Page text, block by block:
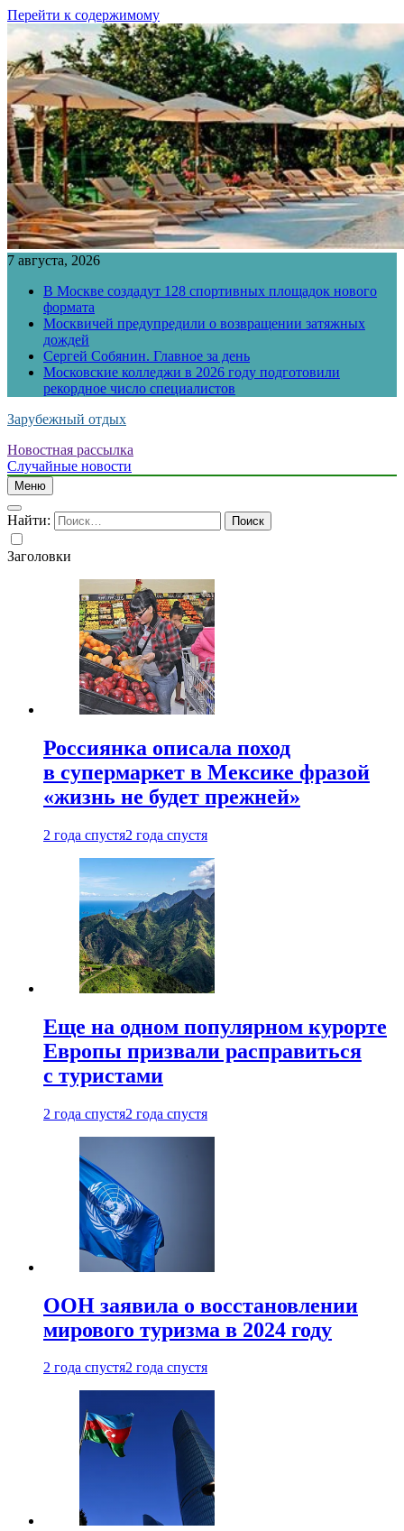
Перейти к содержимому
7 августа, 2026
В Москве создадут 128 спортивных площадок нового
формата
Москвичей предупредили о возвращении затяжных
дождей
Сергей Собянин. Главное за день
Московские колледжи в 2026 году подготовили
рекордное число специалистов
Зарубежный отдых
Новостная рассылка
Случайные новости
Меню
Найти:
Заголовки
Россиянка описала поход
в супермаркет в Мексике фразой
«жизнь не будет прежней»
2 года спустя2 года спустя
Еще на одном популярном курорте
Европы призвали расправиться
с туристами
2 года спустя2 года спустя
ООН заявила о восстановлении
мирового туризма в 2024 году
2 года спустя2 года спустя